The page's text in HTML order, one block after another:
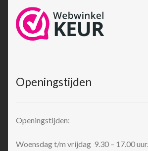
Openingstijden
Openingstijden:
Woensdag t/m vrijdag 9.30 – 17.00 uur.